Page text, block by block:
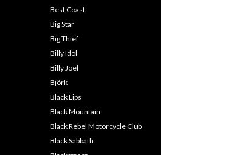
Best Coast
Big Star
Big Thief
Billy Idol
Billy Joel
Björk
Black Lips
Black Mountain
Black Rebel Motorcycle Club
Black Sabbath